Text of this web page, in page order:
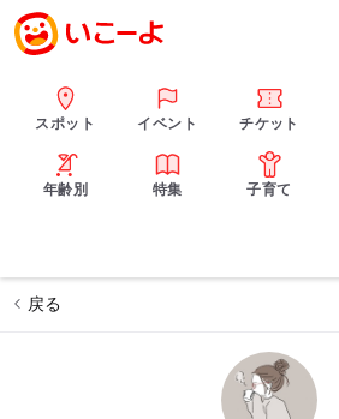
スポット イベント チケット
年齢別 特集 子育て
戻る